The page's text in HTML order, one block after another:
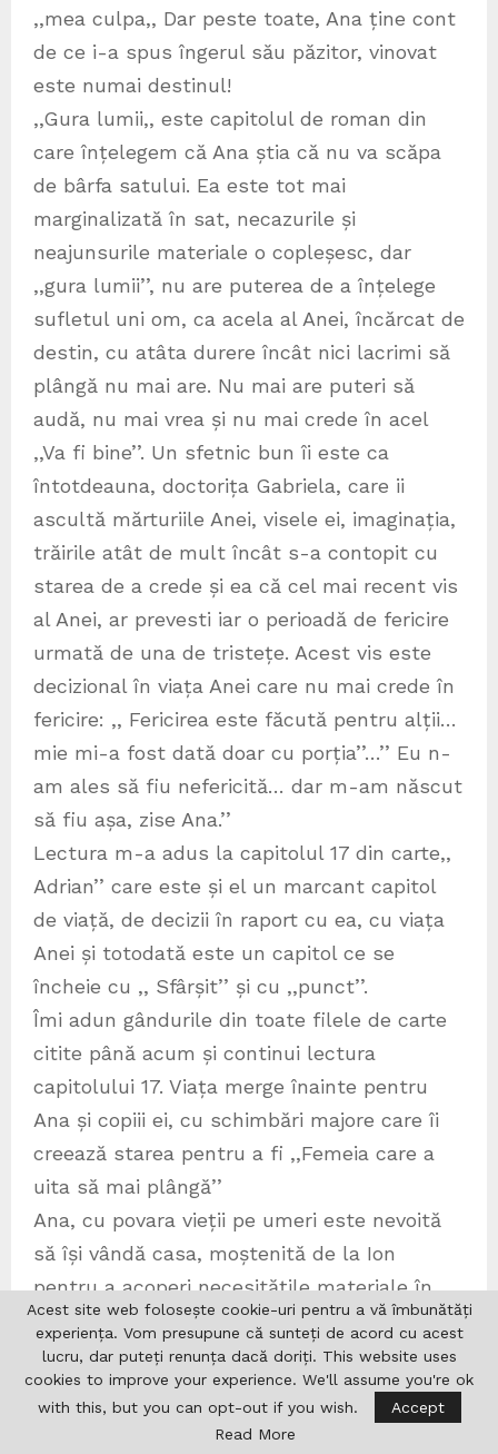
,,mea culpa,, Dar peste toate, Ana ține cont
de ce i-a spus îngerul său păzitor, vinovat
este numai destinul!
,,Gura lumii,, este capitolul de roman din
care înțelegem că Ana știa că nu va scăpa
de bârfa satului. Ea este tot mai
marginalizată în sat, necazurile și
neajunsurile materiale o copleșesc, dar
,,gura lumii’’, nu are puterea de a înțelege
sufletul uni om, ca acela al Anei, încărcat de
destin, cu atâta durere încât nici lacrimi să
plângă nu mai are. Nu mai are puteri să
audă, nu mai vrea și nu mai crede în acel
,,Va fi bine’’. Un sfetnic bun îi este ca
întotdeauna, doctorița Gabriela, care ii
ascultă mărturiile Anei, visele ei, imaginația,
trăirile atât de mult încât s-a contopit cu
starea de a crede și ea că cel mai recent vis
al Anei, ar prevesti iar o perioadă de fericire
urmată de una de tristețe. Acest vis este
decizional în viața Anei care nu mai crede în
fericire: ,, Fericirea este făcută pentru alții…
mie mi-a fost dată doar cu porția’’…’’ Eu n-
am ales să fiu nefericită… dar m-am născut
să fiu așa, zise Ana.’’
Lectura m-a adus la capitolul 17 din carte,,
Adrian’’ care este și el un marcant capitol
de viață, de decizii în raport cu ea, cu viața
Anei și totodată este un capitol ce se
încheie cu ,, Sfârșit’’ și cu ,,punct’’.
Îmi adun gândurile din toate filele de carte
citite până acum și continui lectura
capitolului 17. Viața merge înainte pentru
Ana și copiii ei, cu schimbări majore care îi
creează starea pentru a fi ,,Femeia care a
uita să mai plângă’’
Ana, cu povara vieții pe umeri este nevoită
să își vândă casa, moștenită de la Ion
pentru a acoperi necesitățile materiale în
special cele ce țin de creșterea, educația
copiilor. Lucica era studentă, Alexandru la
liceu, iar cei trei copii mai mici aveau si ei
multe nevoi. Se mută înapoi la Vaduri pentru
Acest site web folosește cookie-uri pentru a vă îmbunătăți
experiența. Vom presupune că sunteți de acord cu acest
lucru, dar puteți renunța dacă doriți. This website uses
cookies to improve your experience. We'll assume you're ok
with this, but you can opt-out if you wish.
Accept
Read More